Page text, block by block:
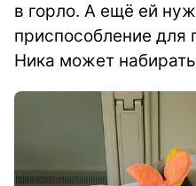
в горло. А ещё ей
приспособление для
Ника может